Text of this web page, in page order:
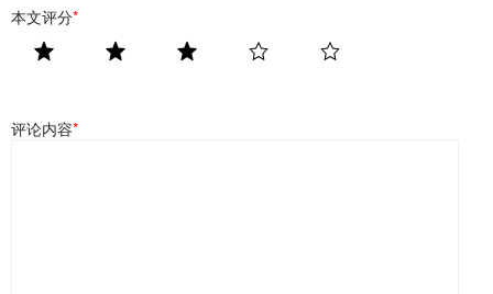
本文评分*
评论内容*